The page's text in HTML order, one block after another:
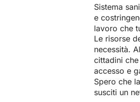
Sistema
e
lavoro che
Le risorse
necessità.
cittadini
accesso e
Spero che
susciti un